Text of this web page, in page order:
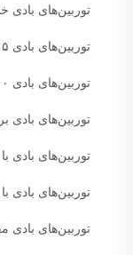
توربین‌های بادی
توربین‌های بادی ۵ کیلووات
توربین‌های بادی ۱۰ کیلوواتی
توربین‌های بادی
توربین‌های بادی
توربین‌های بادی
توربین‌های بادی